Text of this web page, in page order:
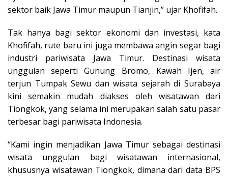
sektor baik Jawa Timur maupun Tianjin,” ujar Khofifah.
Tak hanya bagi sektor ekonomi dan investasi, kata
Khofifah, rute baru ini juga membawa angin segar bagi
industri pariwisata Jawa Timur. Destinasi wisata
unggulan seperti Gunung Bromo, Kawah Ijen, air
terjun Tumpak Sewu dan wisata sejarah di Surabaya
kini semakin mudah diakses oleh wisatawan dari
Tiongkok, yang selama ini merupakan salah satu pasar
terbesar bagi pariwisata Indonesia.
“Kami ingin menjadikan Jawa Timur sebagai destinasi
wisata unggulan bagi wisatawan internasional,
khususnya wisatawan Tiongkok, dimana dari data BPS